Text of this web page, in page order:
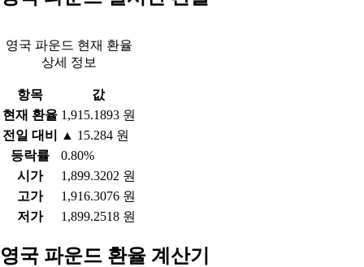
영국 파운드 현재 환율
상세 정보
항목
값
현재 환율 1,915.1893 원
전일 대비
▲ 15.284 원
등락률
0.80%
시가
1,899.3202 원
고가
1,916.3076 원
저가
1,899.2518 원
영국 파운드 환율 계산기